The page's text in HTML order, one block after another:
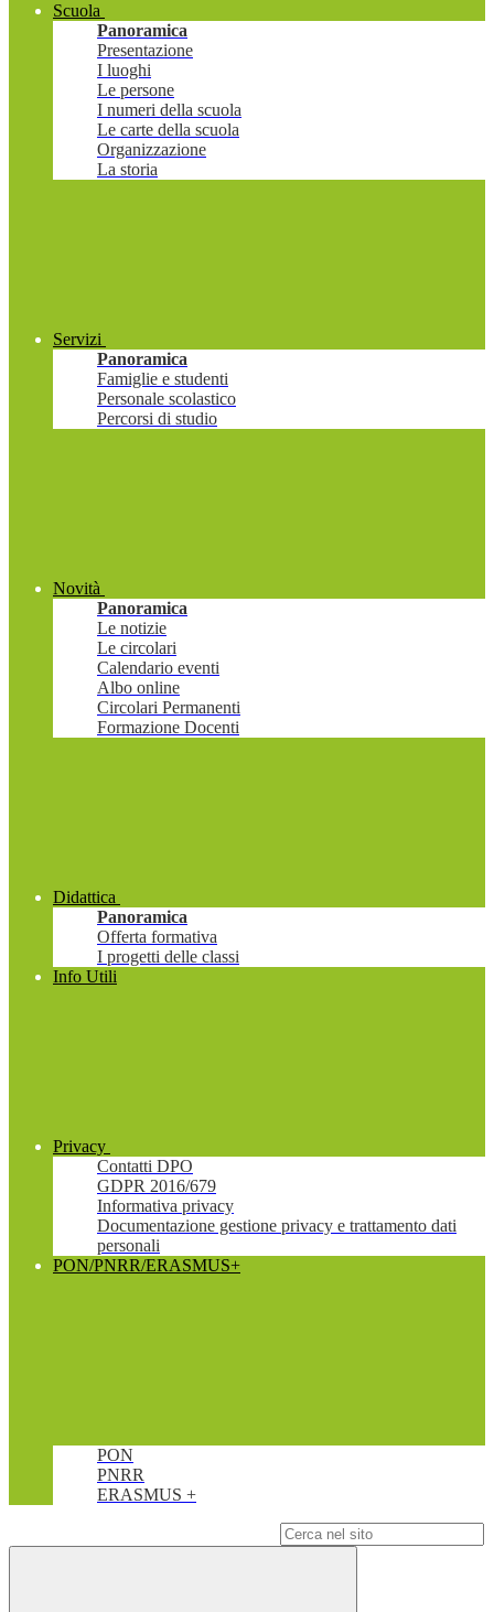
Scuola
Panoramica
Presentazione
I luoghi
Le persone
I numeri della scuola
Le carte della scuola
Organizzazione
La storia
Servizi
Panoramica
Famiglie e studenti
Personale scolastico
Percorsi di studio
Novità
Panoramica
Le notizie
Le circolari
Calendario eventi
Albo online
Circolari Permanenti
Formazione Docenti
Didattica
Panoramica
Offerta formativa
I progetti delle classi
Info Utili
Privacy
Contatti DPO
GDPR 2016/679
Informativa privacy
Documentazione gestione privacy e trattamento dati
personali
PON/PNRR/ERASMUS+
PON
PNRR
ERASMUS +